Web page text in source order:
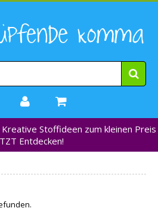
Stoffideen zum kleinen Preis
Entdecken!